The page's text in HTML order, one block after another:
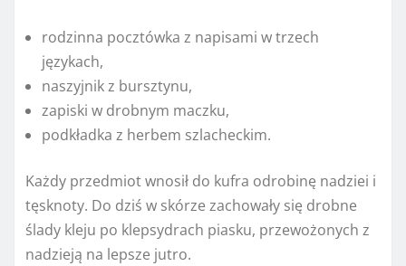
rodzinna pocztówka z napisami w trzech
językach,
naszyjnik z bursztynu,
zapiski w drobnym maczku,
podkładka z herbem szlacheckim.
Każdy przedmiot wnosił do kufra odrobinę nadziei i
tęsknoty. Do dziś w skórze zachowały się drobne
ślady kleju po klepsydrach piasku, przewożonych z
nadzieją na lepsze jutro.